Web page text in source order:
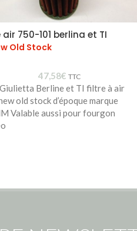
air 750-101 berlina et TI
Old Stock
47,58€ TTC
Berline et TI filtre à air
old stock d’époque marque
Valable aussi pour fourgon